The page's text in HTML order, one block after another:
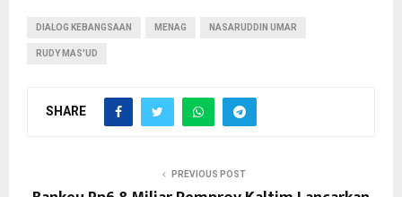
DIALOG KEBANGSAAN MENAG NASARUDDIN UMAR
RUDY MAS'UD
SHARE
PREVIOUS POST